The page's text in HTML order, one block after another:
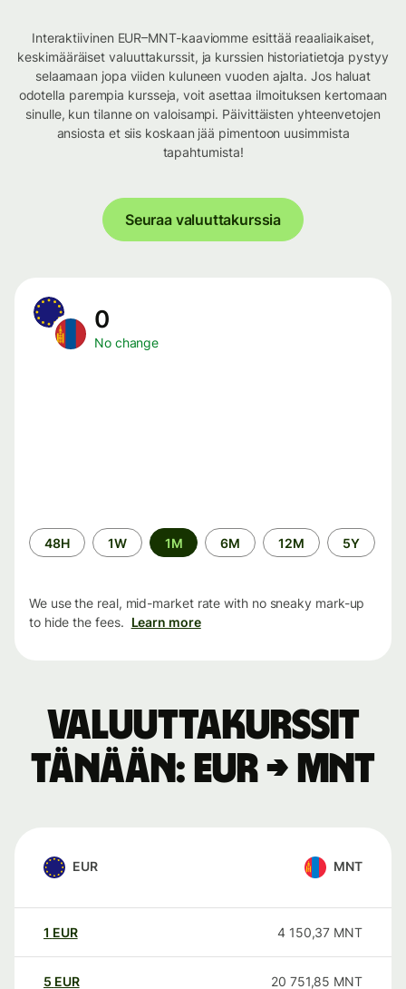
Interaktiivinen EUR–MNT-kaaviomme esittää reaaliaikaiset,
keskimääräiset valuuttakurssit, ja kurssien historiatietoja pystyy
selaamaan jopa viiden kuluneen vuoden ajalta. Jos haluat
odotella parempia kursseja, voit asettaa ilmoituksen kertomaan
sinulle, kun tilanne on valoisampi. Päivittäisten yhteenvetojen
ansiosta et siis koskaan jää pimentoon uusimmista
tapahtumista!
Seuraa valuuttakurssia
0
No change
Time
period
48H 1W 1M 6M 12M 5Y
We use the real, mid-market rate with no sneaky mark-up
to hide the fees. Learn more
Valuuttakurssit
tänään: EUR → MNT
EUR MNT
1 EUR 4 150,37 MNT
5 EUR 20 751,85 MNT